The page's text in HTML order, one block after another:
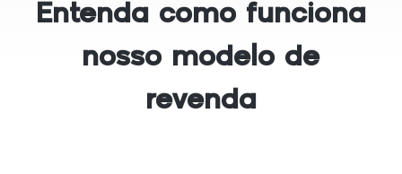
Entenda como funciona
nosso modelo de
revenda